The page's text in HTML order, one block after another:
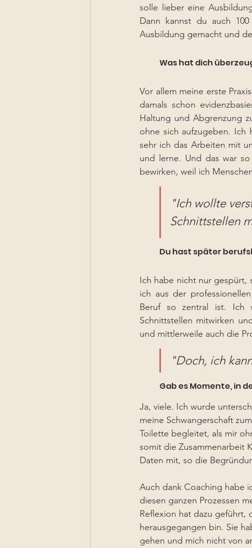
solle lieber eine
Dann kannst du auch
Ausbildung gemacht und
Was hat dich
Vor allem meine erste
damals schon
Haltung und Abgrenzung
ohne sich aufzugeben.
sehr ich das Arbeiten mit
und lerne. Und das war
bewirken, weil ich
"Ich wollte
Schnittstellen
Du hast später
Ich habe nicht nur gespürt,
ich aus der
Beruf so zentral ist. Ich
Schnittstellen mitwirken
und mittlerweile auch die
"Doch, ich
Gab es Momente, in
Ja, viele. Ich wurde
meine Schwangerschaft
Toilette begleitet, als mir
somit die Zusammenarbeit
Daten mit, so die
Auch dank Coaching habe
diesen ganzen Prozessen
Reflexion hat dazu geführt,
herausgegangen bin. Sie
gehen und mich nicht von